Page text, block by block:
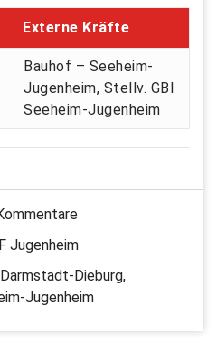
Externe Kräfte
Bauhof – Seeheim-
Jugenheim, Stellv. GBI
Seeheim-Jugenheim
Jugenheim
Darmstadt-Dieburg,
Jugenheim